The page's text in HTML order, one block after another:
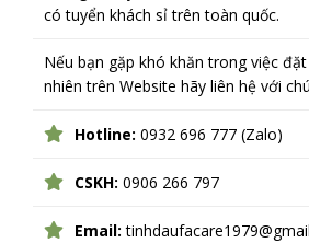
có tuyển khách sỉ trên toàn quốc.
Nếu bạn gặp khó khăn trong việc
nhiên trên Website hãy liên hệ với
Hotline: 0932 696 777 (Zalo)
CSKH: 0906 266 797
Email: